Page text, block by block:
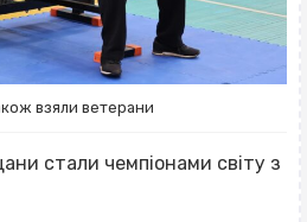
взяли ветерани
стали чемпіонами світу з